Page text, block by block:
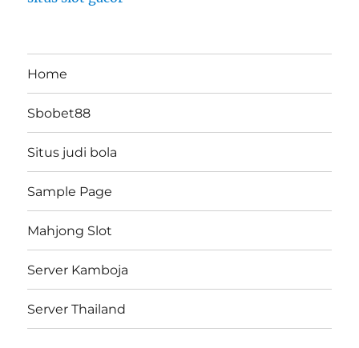
Home
Sbobet88
Situs judi bola
Sample Page
Mahjong Slot
Server Kamboja
Server Thailand